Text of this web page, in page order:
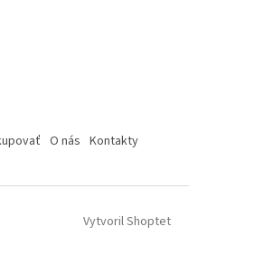
O nás Kontakty
Vytvoril Shoptet